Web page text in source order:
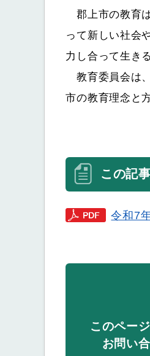
郡上市の教育
って新しい社会
力し合って生き
教育委員会は
市の教育理念と
この記
令和7
このペー
お問い